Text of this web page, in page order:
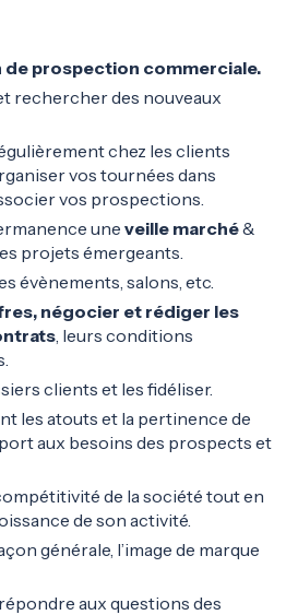
de prospection commerciale.
rechercher des nouveaux
chez les clients
vos tournées dans
vos prospections.
une veille marché&
projets émergeants.
évènements, salons, etc.
négocier et rédiger les
, leurs conditions
clients et les fidéliser.
les atouts et la pertinence de
aux besoins des prospects et
de la société tout en
de son activité.
générale, l’image de marque
aux questions des